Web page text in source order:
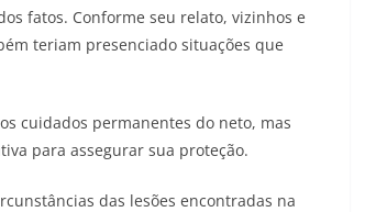
fatos. Conforme seu relato, vizinhos e
teriam presenciado situações que
cuidados permanentes do neto, mas
para assegurar sua proteção.
das lesões encontradas na